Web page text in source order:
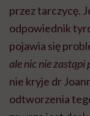
przez tarczycę.
odpowiednik
pojawia się
ale nic nie
nie kryje dr
odtworzenia